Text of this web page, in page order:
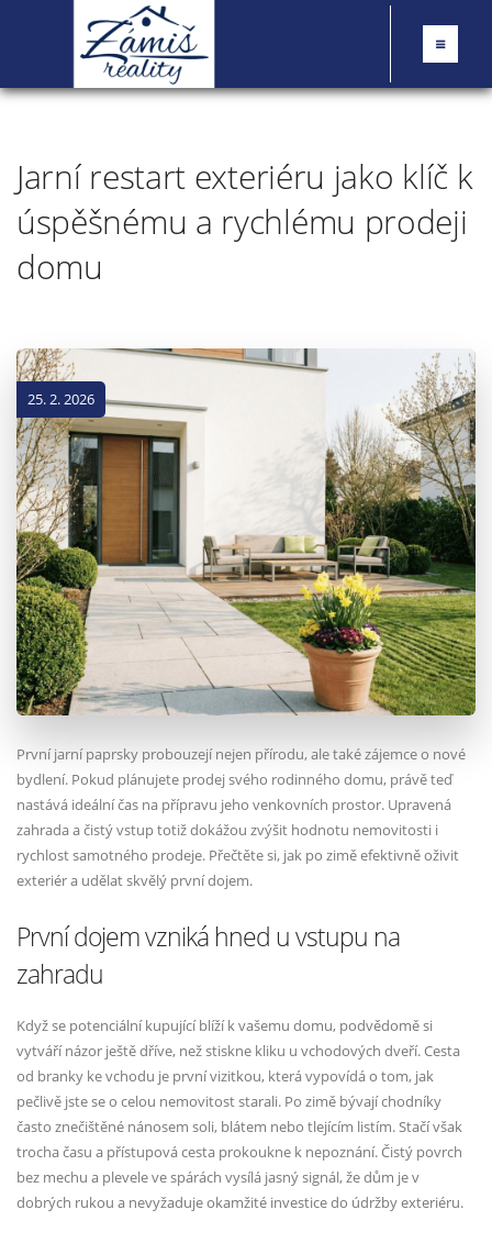
Jarní restart exteriéru jako klíč k
úspěšnému a rychlému prodeji
domu
25. 2. 2026
První jarní paprsky probouzejí nejen přírodu, ale také zájemce o nové
bydlení. Pokud plánujete prodej svého rodinného domu, právě teď
nastává ideální čas na přípravu jeho venkovních prostor. Upravená
zahrada a čistý vstup totiž dokážou zvýšit hodnotu nemovitosti i
rychlost samotného prodeje. Přečtěte si, jak po zimě efektivně oživit
exteriér a udělat skvělý první dojem.
První dojem vzniká hned u vstupu na
zahradu
Když se potenciální kupující blíží k vašemu domu, podvědomě si
vytváří názor ještě dříve, než stiskne kliku u vchodových dveří. Cesta
od branky ke vchodu je první vizitkou, která vypovídá o tom, jak
pečlivě jste se o celou nemovitost starali. Po zimě bývají chodníky
často znečištěné nánosem soli, blátem nebo tlejícím listím. Stačí však
trocha času a přístupová cesta prokoukne k nepoznání. Čistý povrch
bez mechu a plevele ve spárách vysílá jasný signál, že dům je v
dobrých rukou a nevyžaduje okamžité investice do údržby exteriéru.